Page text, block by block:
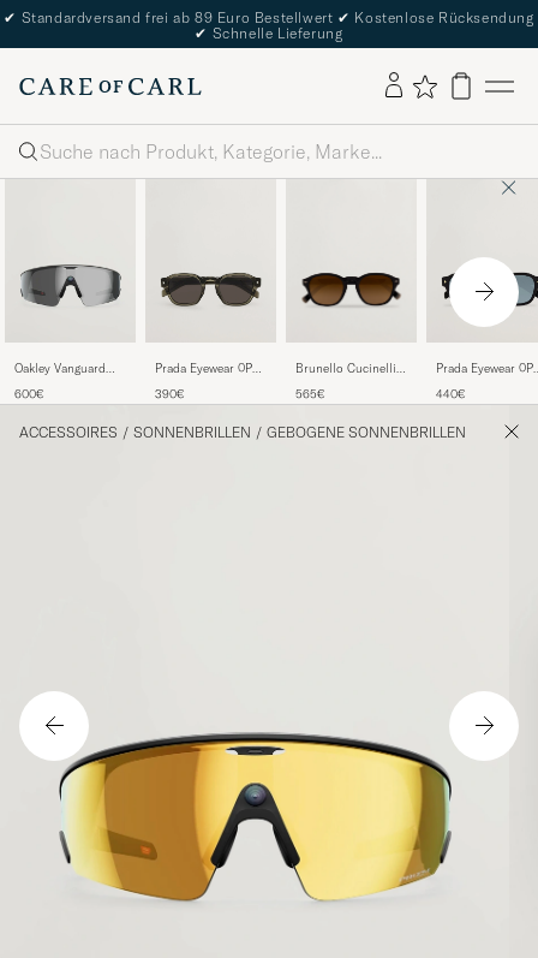
✔ Standardversand frei ab 89 Euro Bestellwert ✔ Kostenlose Rücksendung
✔ Schnelle Lieferung
Suche
Oakley Vanguard
Sunglasses Black
600€
Prada Eyewear 0PR
Transparent Terra
390€
Brunello Cucinelli
Sunglasses Nero
565€
Prada Eyewear
Black/green
440€
ACCESSOIRES / SONNENBRILLEN / GEBOGENE SONNENBRILLEN